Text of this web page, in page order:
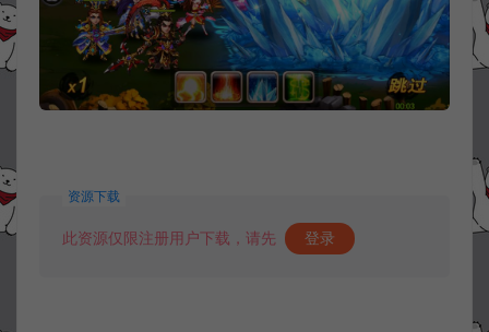
资源下载
此资源仅限注册用户下载，请先 登录